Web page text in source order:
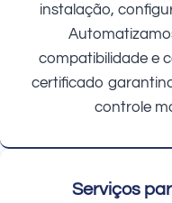
instalação,
compatibilidade e
certificado
controle
Serviços